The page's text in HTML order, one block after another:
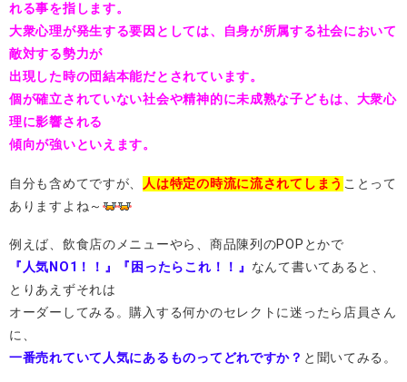
れる事を指します。
大衆心理が発生する要因としては、自身が所属する社会において
敵対する勢力が
出現した時の団結本能だとされています。
個が確立されていない社会や精神的に未成熟な子どもは、 大衆心
理に影響される
傾向が強いといえます。
自分も含めてですが、 人は特定の時流に流されてしまう ことって
ありますよね～
例えば、飲食店のメニューやら、商品陳列のPOPとかで
『人気NO1！！』『困ったらこれ！！』 なんて書いてあると、
とりあえずそれは
オーダーしてみる。購入する何かのセレクトに迷ったら店員さん
に、
一番売れていて人気にあるものってどれですか？ と聞いてみる。